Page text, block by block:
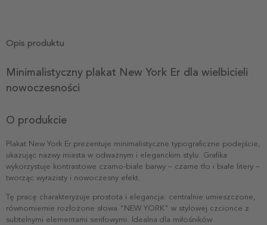
Opis produktu
Minimalistyczny plakat New York Er dla wielbicieli
nowoczesności
O produkcie
Plakat New York Er prezentuje minimalistyczne typograficzne podejście,
ukazując nazwy miasta w odważnym i eleganckim stylu. Grafika
wykorzystuje kontrastowe czarno-białe barwy – czarne tło i białe litery –
tworząc wyrazisty i nowoczesny efekt.
Tę pracę charakteryzuje prostota i elegancja: centralnie umieszczone,
równomiernie rozłożone słowa "NEW YORK" w stylowej czcionce z
subtelnymi elementami serifowymi. Idealna dla miłośników